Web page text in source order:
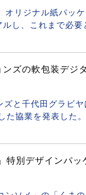
リジナル紙パッ
し、これまで必
ズの軟包装デジ
ズと千代田グラビ
た協業を発表した
別デザインパッ